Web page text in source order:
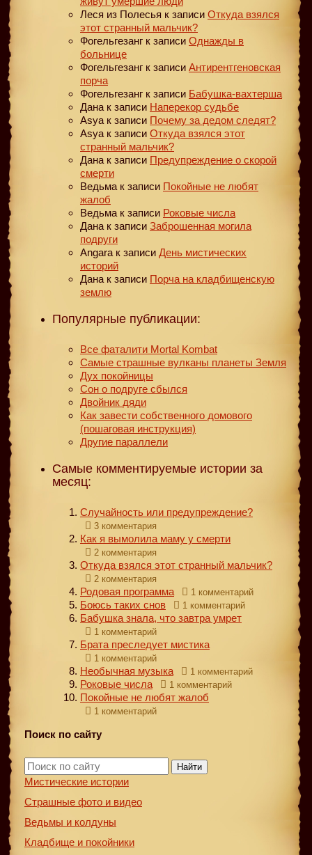
Леся из Полесья к записи Откуда взялся
этот странный мальчик?
Фогельгезанг к записи Однажды в
больнице
Фогельгезанг к записи Антирентгеновская
порча
Фогельгезанг к записи Бабушка-вахтерша
Дана к записи Наперекор судьбе
Asya к записи Почему за дедом следят?
Asya к записи Откуда взялся этот
странный мальчик?
Дана к записи Предупреждение о скорой
смерти
Ведьма к записи Покойные не любят
жалоб
Ведьма к записи Роковые числа
Дана к записи Заброшенная могила
подруги
Angara к записи День мистических
историй
Дана к записи Порча на кладбищенскую
землю
Популярные публикации:
Все фаталити Mortal Kombat
Самые страшные вулканы планеты Земля
Дух покойницы
Сон о подруге сбылся
Двойник дяди
Как завести собственного домового
(пошаговая инструкция)
Другие параллели
Самые комментируемые истории за
месяц:
Случайность или предупреждение?
3 комментария
Как я вымолила маму у смерти
2 комментария
Откуда взялся этот странный мальчик?
2 комментария
Родовая программа 1 комментарий
Боюсь таких снов 1 комментарий
Бабушка знала, что завтра умрет
1 комментарий
Брата преследует мистика
1 комментарий
Необычная музыка 1 комментарий
Роковые числа 1 комментарий
Покойные не любят жалоб
1 комментарий
Поиск по сайту
Найти
Мистические истории
Страшные фото и видео
Ведьмы и колдуны
Кладбище и покойники